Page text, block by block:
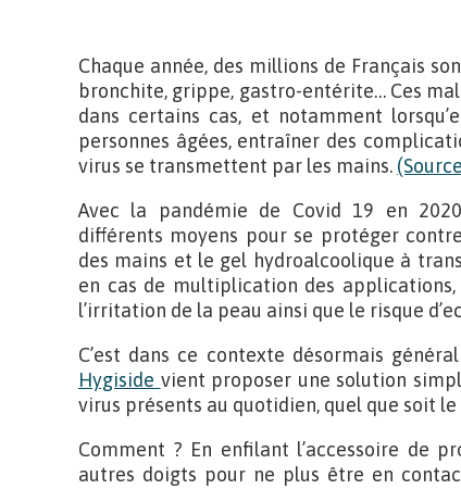
Chaque année, des millions de Français
bronchite, grippe, gastro-entérite… Ces
dans certains cas, et notamment
personnes âgées, entraîner des
virus se transmettent par les mains.
Avec la pandémie de Covid 19 en
différents moyens pour se protéger
des mains et le gel hydroalcoolique à
en cas de multiplication des
l’irritation de la peau ainsi que le risque
C’est dans ce contexte désormais
Hygiside vient proposer une solution
virus présents au quotidien, quel que soit
Comment ? En enfilant l’accessoire de
autres doigts pour ne plus être en